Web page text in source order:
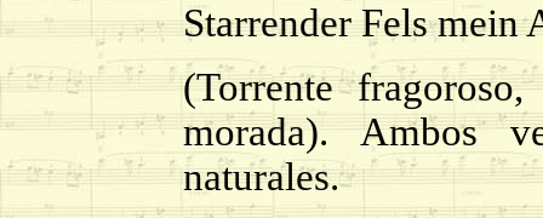
Starrender Fels mein
(Torrente
morada). Ambos
naturales.